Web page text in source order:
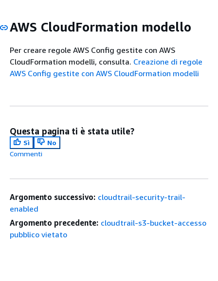
AWS CloudFormation modello
Per creare regole AWS Config gestite con AWS
CloudFormation modelli, consulta. Creazione di regole
AWS Config gestite con AWS CloudFormation modelli
Questa pagina ti è stata utile?
Sì
No
Commenti
Argomento successivo: cloudtrail-security-trail-
enabled
Argomento precedente: cloudtrail-s3-bucket-accesso
pubblico vietato